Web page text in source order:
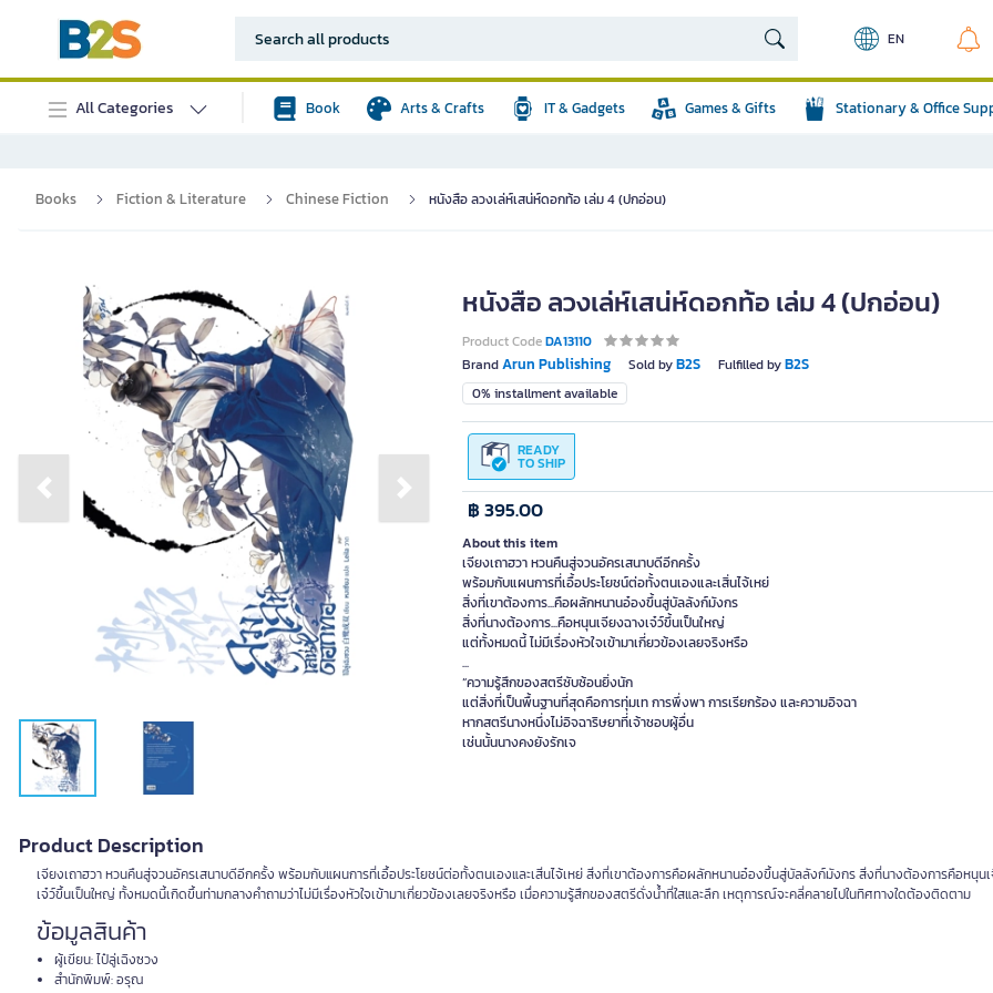
EN
All Categories Book Arts & Crafts IT & Gadgets Games & Gifts Stationary & Office
Books Fiction & Literature Chinese Fiction หนังสือ ลวงเล่ห์เสน่ห์ดอกท้อ เล่ม 4 (ปกอ่อน)
Previous slide Next slide
หนังสือ ลวงเล่ห์เสน่ห์ดอกท้อ เล่ม 4 (ปกอ่อน)
Product CodeDA13110
BrandArun Publishing Sold byB2S Fulfilled byB2S
0% installment available
READY
TO SHIP
฿ 395.00
About this item
เจียงเถาฮวา หวนคืนสู่จวนอัครเสนาบดีอีกครั้ง
พร้อมกับแผนการที่เอื้อประโยชน์ต่อทั้งตนเองและเสิ่นไจ้เหย่
สิ่งที่เขาต้องการ...คือผลักหนานอ๋องขึ้นสู่บัลลังก์มังกร
สิ่งที่นางต้องการ...คือหนุนเจียงฉางเจ๋ว์ขึ้นเป็นใหญ่
แต่ทั้งหมดนี้ ไม่มีเรื่องหัวใจเข้ามาเกี่ยวข้องเลยจริงหรือ
...
“ความรู้สึกของสตรีซับซ้อนยิ่งนัก
แต่สิ่งที่เป็นพื้นฐานที่สุดคือการทุ่มเท การพึ่งพา การเรียกร้อง และความอิจฉา
หากสตรีนางหนึ่งไม่อิจฉาริษยาที่เจ้าชอบผู้อื่น
เช่นนั้นนางคงยังรักเจ
Product Description
เจียงเถาฮวา หวนคืนสู่จวนอัครเสนาบดีอีกครั้ง พร้อมกับแผนการที่เอื้อประโยชน์ต่อทั้งตนเองและเสิ่นไจ้เหย่ สิ่งที่เขาต้องการคือผลักหนานอ๋องขึ้นสู่บัลลังก์มังกร สิ่งที่นางต้องการคือหนุน
เจ๋ว์ขึ้นเป็นใหญ่ ทั้งหมดนี้เกิดขึ้นท่ามกลางคำถามว่าไม่มีเรื่องหัวใจเข้ามาเกี่ยวข้องเลยจริงหรือ เมื่อความรู้สึกของสตรีดั่งน้ำที่ใสและลึก เหตุการณ์จะคลี่คลายไปในทิศทางใดต้องติดตาม
ข้อมูลสินค้า
ผู้เขียน: ไป๋ลู่เฉิงซวง
สำนักพิมพ์: อรุณ